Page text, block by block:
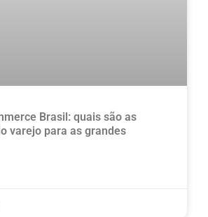
Brasil: quais são as
varejo para as grandes